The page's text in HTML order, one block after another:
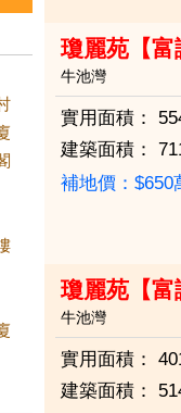
瓊麗苑【富
牛池灣
實用面積：
建築面積：
補地價：
瓊麗苑【富
牛池灣
實用面積：
建築面積：